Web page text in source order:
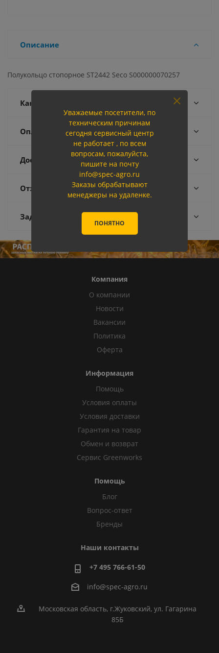
Описание
Полукольцо стопорное ST2442 Seco S000000070257
Как купить
Оплата
Доставка
Отзывы
Задать вопрос
Компания
О компании
Новости
Вакансии
Политика
Оферта
Информация
Помощь
Условия оплаты
Условия доставки
Гарантия на товар
Обмен и возврат
Сервис Greenworks
Помощь
Блог
Вопрос-ответ
Бренды
Наши контакты
+7 495 766-61-50
info@spec-agro.ru
Московская область, г.Жуковский, ул. Гагарина
85Б
Уважаемые посетители, по
техническим причинам
сегодня сервисный центр
не работает , по всем
вопросам, пожалуйста,
пишите на почту
info@spec-agro.ru
Заказы обрабатывают
менеджеры на удаленке.
ПОНЯТНО